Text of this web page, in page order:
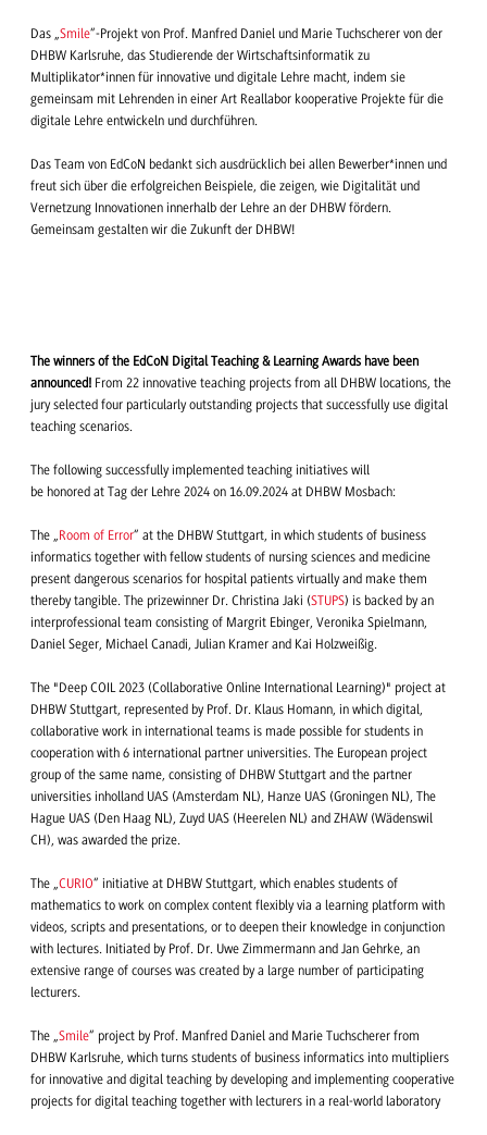
Das „Smile“-Projekt von Prof. Manfred Daniel und Marie Tuchscherer von der
DHBW Karlsruhe, das Studierende der Wirtschaftsinformatik zu
Multiplikator*innen für innovative und digitale Lehre macht, indem sie
gemeinsam mit Lehrenden in einer Art Reallabor kooperative Projekte für die
digitale Lehre entwickeln und durchführen.
Das Team von EdCoN bedankt sich ausdrücklich bei allen Bewerber*innen und
freut sich über die erfolgreichen Beispiele, die zeigen, wie Digitalität und
Vernetzung Innovationen innerhalb der Lehre an der DHBW fördern.
Gemeinsam gestalten wir die Zukunft der DHBW!
The winners of the EdCoN Digital Teaching & Learning Awards have been
announced! From 22 innovative teaching projects from all DHBW locations, the
jury selected four particularly outstanding projects that successfully use digital
teaching scenarios.
The following successfully implemented teaching initiatives will
be honored at Tag der Lehre 2024 on 16.09.2024 at DHBW Mosbach:
The „Room of Error“ at the DHBW Stuttgart, in which students of business
informatics together with fellow students of nursing sciences and medicine
present dangerous scenarios for hospital patients virtually and make them
thereby tangible. The prizewinner Dr. Christina Jaki (STUPS) is backed by an
interprofessional team consisting of Margrit Ebinger, Veronika Spielmann,
Daniel Seger, Michael Canadi, Julian Kramer and Kai Holzweißig.
The "Deep COIL 2023 (Collaborative Online International Learning)" project at
DHBW Stuttgart, represented by Prof. Dr. Klaus Homann, in which digital,
collaborative work in international teams is made possible for students in
cooperation with 6 international partner universities. The European project
group of the same name, consisting of DHBW Stuttgart and the partner
universities inholland UAS (Amsterdam NL), Hanze UAS (Groningen NL), The
Hague UAS (Den Haag NL), Zuyd UAS (Heerelen NL) and ZHAW (Wädenswil
CH), was awarded the prize.
The „CURIO“ initiative at DHBW Stuttgart, which enables students of
mathematics to work on complex content flexibly via a learning platform with
videos, scripts and presentations, or to deepen their knowledge in conjunction
with lectures. Initiated by Prof. Dr. Uwe Zimmermann and Jan Gehrke, an
extensive range of courses was created by a large number of participating
lecturers.
The „Smile“ project by Prof. Manfred Daniel and Marie Tuchscherer from
DHBW Karlsruhe, which turns students of business informatics into multipliers
for innovative and digital teaching by developing and implementing cooperative
projects for digital teaching together with lecturers in a real-world laboratory